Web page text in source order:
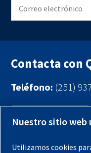
Contacta con
Teléfono: (251)
Contáctenos
Registra tu compresor
Nuestro sitio web
Utilizamos cookies